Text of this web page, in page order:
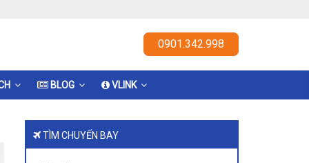
0901.342.998
BLOG VLINK
TÌM CHUYẾN BAY